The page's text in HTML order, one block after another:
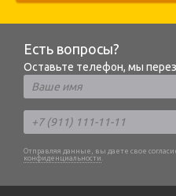
Есть вопросы?
Оставьте телефон, мы
Отправляя данные, вы даете свое
конфиденциальности .